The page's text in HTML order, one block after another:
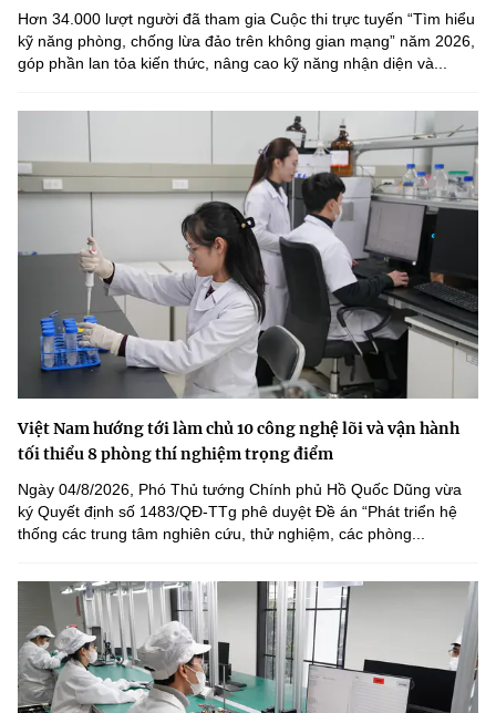
Hơn 34.000 lượt người đã tham gia Cuộc thi trực tuyến “Tìm hiểu
kỹ năng phòng, chống lừa đảo trên không gian mạng” năm 2026,
góp phần lan tỏa kiến thức, nâng cao kỹ năng nhận diện và...
Việt Nam hướng tới làm chủ 10 công nghệ lõi và vận hành
tối thiểu 8 phòng thí nghiệm trọng điểm
Ngày 04/8/2026, Phó Thủ tướng Chính phủ Hồ Quốc Dũng vừa
ký Quyết định số 1483/QĐ-TTg phê duyệt Đề án “Phát triển hệ
thống các trung tâm nghiên cứu, thử nghiệm, các phòng...